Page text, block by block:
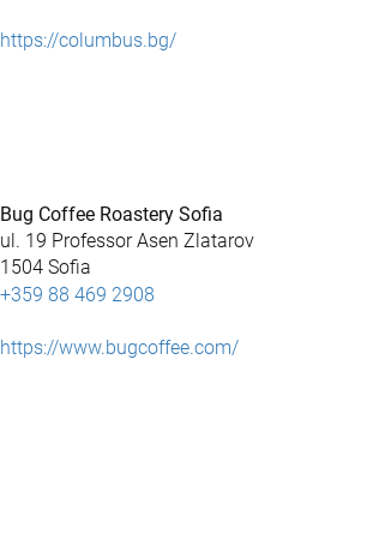
https://columbus.bg/
Bug Coffee Roastery Sofia
ul. 19 Professor Asen Zlatarov
1504 Sofia
+359 88 469 2908
https://www.bugcoffee.com/